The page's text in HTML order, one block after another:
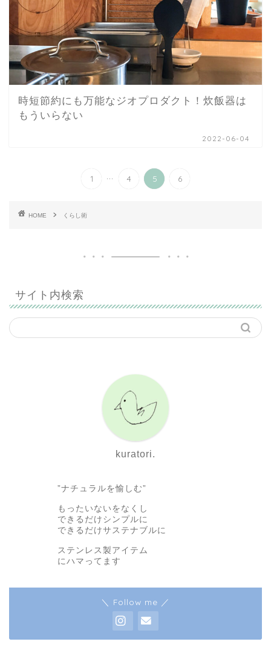
時短節約にも万能なジオプロダクト！炊飯器は
もういらない
2022-06-04
1 ... 4 5 6
HOME くらし術
サイト内検索
kuratori.
”ナチュラルを愉しむ”
もったいないをなくし
できるだけシンプルに
できるだけサステナブルに
ステンレス製アイテム
にハマってます
＼ Follow me ／